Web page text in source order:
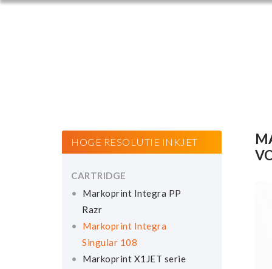
HOGE RESOLUTIE INKJET
CARTRIDGE
Markoprint Integra PP
Razr
Markoprint Integra
Singular 108
Markoprint X1JET serie